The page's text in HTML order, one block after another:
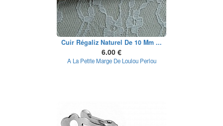
Cuir Régaliz Naturel De 10 Mm ...
6.00 €
A La Petite Marge De Loulou Perlou